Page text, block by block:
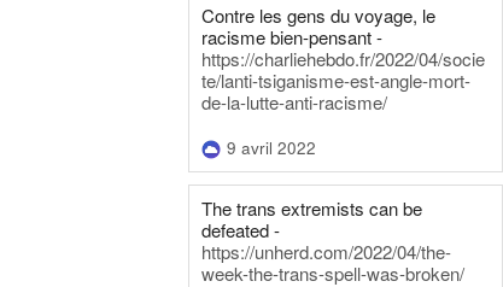
Contre les gens du voyage, le
racisme bien-pensant -
https://charliehebdo.fr/2022/04/socie
te/lanti-tsiganisme-est-angle-mort-
de-la-lutte-anti-racisme/
9 avril 2022
The trans extremists can be
defeated -
https://unherd.com/2022/04/the-
week-the-trans-spell-was-broken/